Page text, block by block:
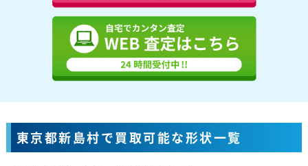
東京都新島村で買取可能な形状一覧